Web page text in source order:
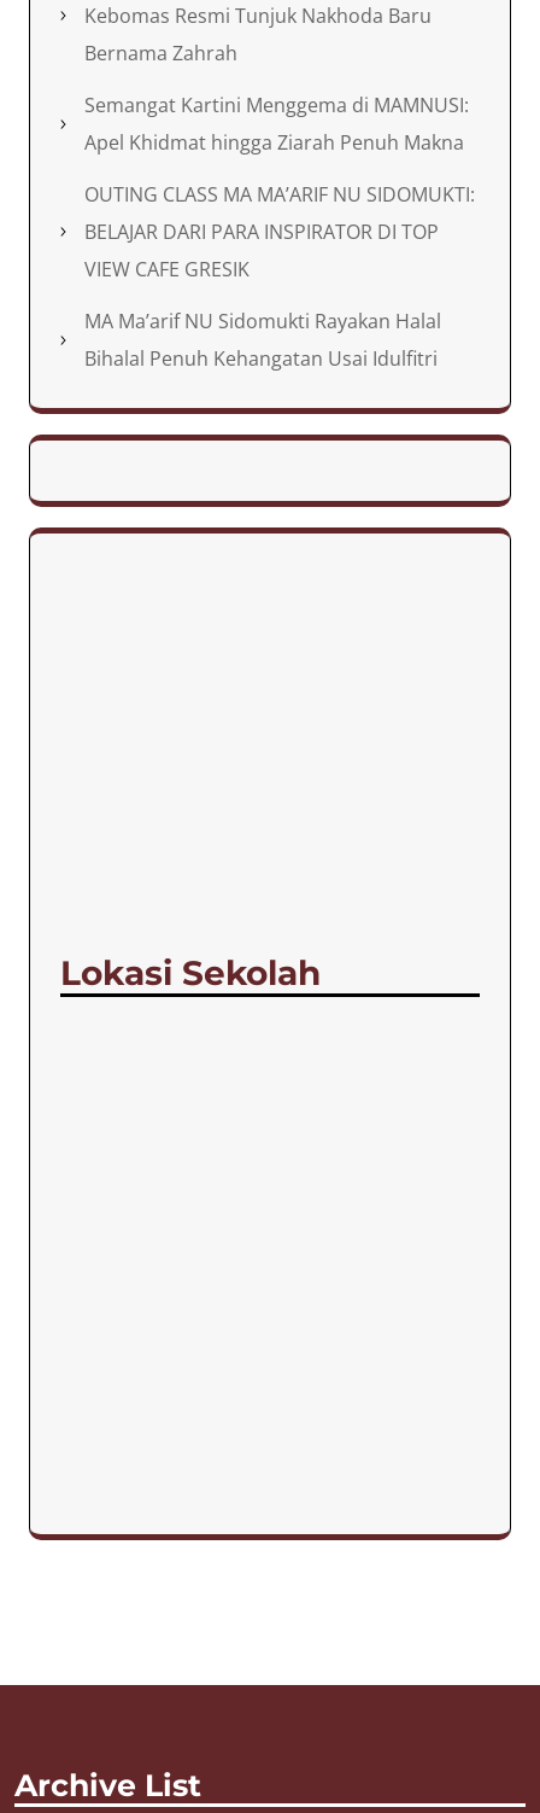
Kebomas Resmi Tunjuk Nakhoda Baru
Bernama Zahrah
Semangat Kartini Menggema di MAMNUSI:
Apel Khidmat hingga Ziarah Penuh Makna
OUTING CLASS MA MA’ARIF NU SIDOMUKTI:
BELAJAR DARI PARA INSPIRATOR DI TOP
VIEW CAFE GRESIK
MA Ma’arif NU Sidomukti Rayakan Halal
Bihalal Penuh Kehangatan Usai Idulfitri
Lokasi Sekolah
Archive List